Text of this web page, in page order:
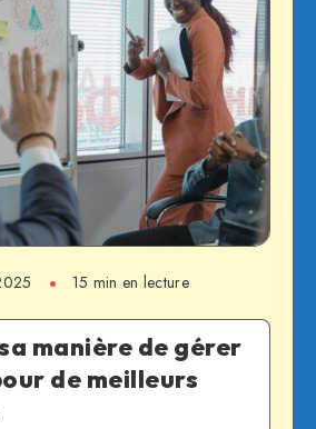
15 min en lecture
manière de gérer
de meilleurs